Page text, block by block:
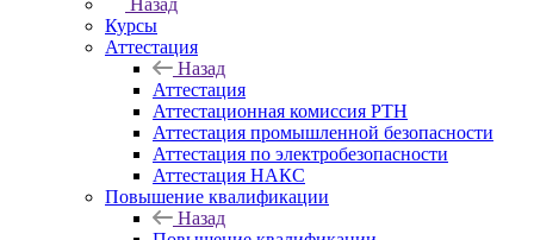
Назад
Курсы
Аттестация
Назад
Аттестация
Аттестационная комиссия РТН
Аттестация промышленной безопасности
Аттестация по электробезопасности
Аттестация НАКС
Повышение квалификации
Назад